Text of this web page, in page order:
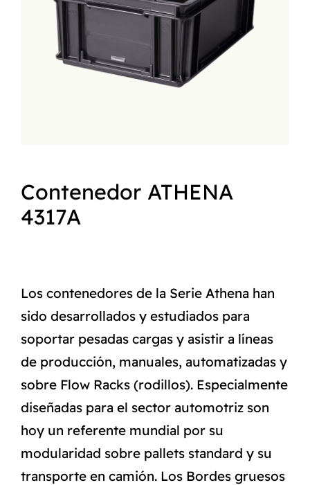
NORMAS ISO
CATÁLOGO
Contenedor ATHENA
4317A
Los contenedores de la Serie Athena han
sido desarrollados y estudiados para
soportar pesadas cargas y asistir a líneas
de producción, manuales, automatizadas y
sobre Flow Racks (rodillos). Especialmente
diseñadas para el sector automotriz son
hoy un referente mundial por su
modularidad sobre pallets standard y su
transporte en camión. Los Bordes gruesos